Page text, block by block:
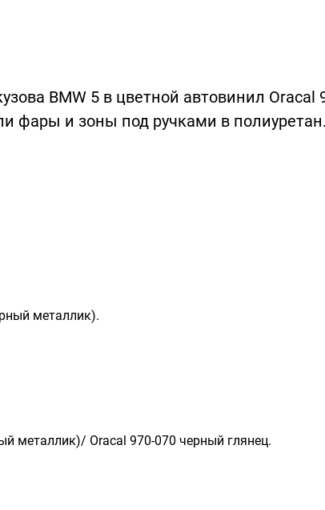
BMW 5 в цветной автовинил
фары и зоны под ручками в полиуретан.
металлик).
металлик)/ Oracal 970-070 черный глянец.